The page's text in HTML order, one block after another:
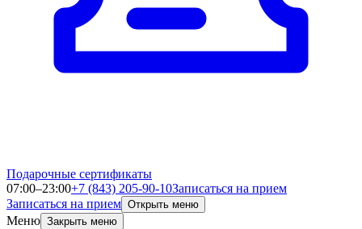
Подарочные сертификаты
07:00–23:00+7 (843) 205-90-10Записаться на прием
Записаться на прием Открыть меню
Меню Закрыть меню